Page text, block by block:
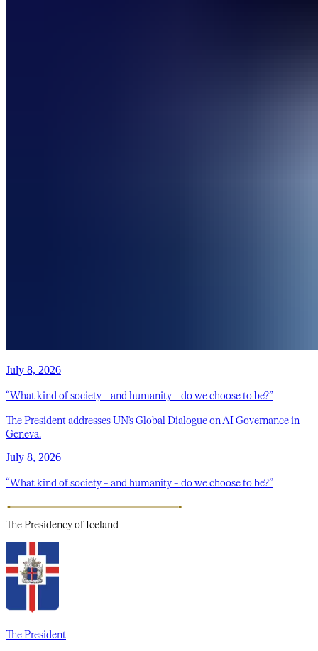
July 8, 2026
“What kind of society – and humanity – do we choose to be?”
The President addresses UN's Global Dialogue on AI Governance in
Geneva.
July 8, 2026
“What kind of society – and humanity – do we choose to be?”
The Presidencyof Iceland
The President